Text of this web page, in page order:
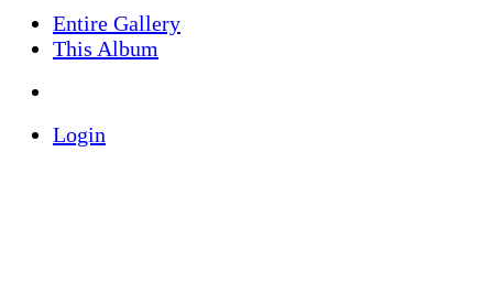
Entire Gallery
This Album
Login